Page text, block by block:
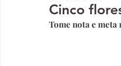
Cinco
Tome nota e meta